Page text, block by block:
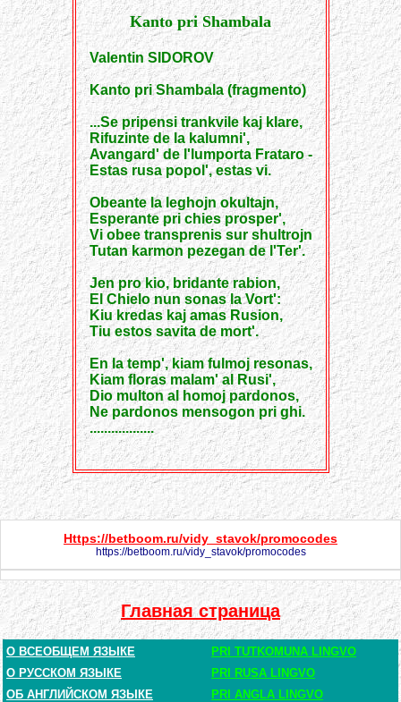
Kanto pri Shambala
Valentin SIDOROV
Kanto pri Shambala (fragmento)
...Se pripensi trankvile kaj klare,
Rifuzinte de la kalumni',
Avangard' de l'lumporta Frataro -
Estas rusa popol', estas vi.
Obeante la leghojn okultajn,
Esperante pri chies prosper',
Vi obee transprenis sur shultrojn
Tutan karmon pezegan de l'Ter'.
Jen pro kio, bridante rabion,
El Chielo nun sonas la Vort':
Kiu kredas kaj amas Rusion,
Tiu estos savita de mort'.
En la temp', kiam fulmoj resonas,
Kiam floras malam' al Rusi',
Dio multon al homoj pardonos,
Ne pardonos mensogon pri ghi.
..................
Https://betboom.ru/vidy_stavok/promocodes
https://betboom.ru/vidy_stavok/promocodes
Главная страница
О ВСЕОБЩЕМ ЯЗЫКЕ
PRI TUTKOMUNA LINGVO
О РУССКОМ ЯЗЫКЕ
PRI RUSA LINGVO
ОБ АНГЛИЙСКОМ ЯЗЫКЕ
PRI ANGLA LINGVO